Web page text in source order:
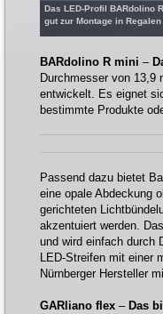
Das LED-Profil BARdolino
gut zur Montage in
BARdolino R mini –
Durchmesser von 13,9
entwickelt. Es eignet
bestimmte Produkte
Passend dazu bietet
eine opale Abdeckung
gerichteten
akzentuiert werden.
und wird einfach durch
LED-Streifen mit einer
Nürnberger Hersteller
GARliano flex – Das